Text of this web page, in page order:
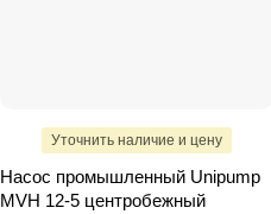
Уточнить наличие и цену
Насос промышленный Unipump
MVH 12-5 центробежный